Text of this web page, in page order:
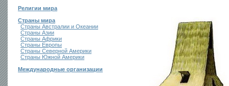
Религии мира
Страны мира
Страны Австралии и Океании
Страны Азии
Страны Африки
Страны Европы
Страны Северной Америки
Страны Южной Америки
Международные организации